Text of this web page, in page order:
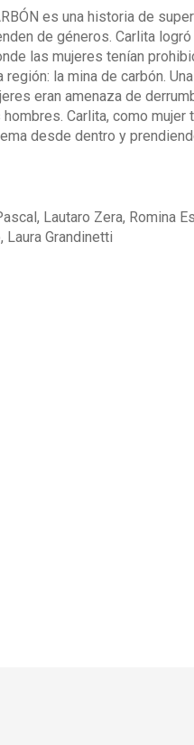
es una historia de
de géneros. Carlita
las mujeres tenían
la mina de carbón. Una
eran amenaza de
Carlita, como mujer
desde dentro y
Lautaro Zera, Romina
Laura Grandinetti